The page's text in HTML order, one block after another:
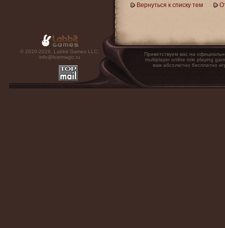
Вернуться к списку тем
© 2010-2026. Labbit Games LLC.
info@lostmagic.ru
Приветствуем вас на
multiplayer online role playing
вам абсолютно бесплатно